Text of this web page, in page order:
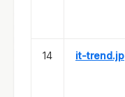
14 it-trend.jp